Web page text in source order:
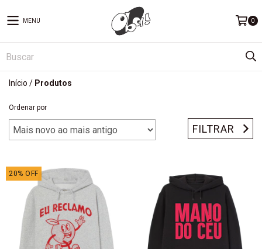
MENU 0
Início / Produtos
Ordenar por
FILTRAR
20% OFF